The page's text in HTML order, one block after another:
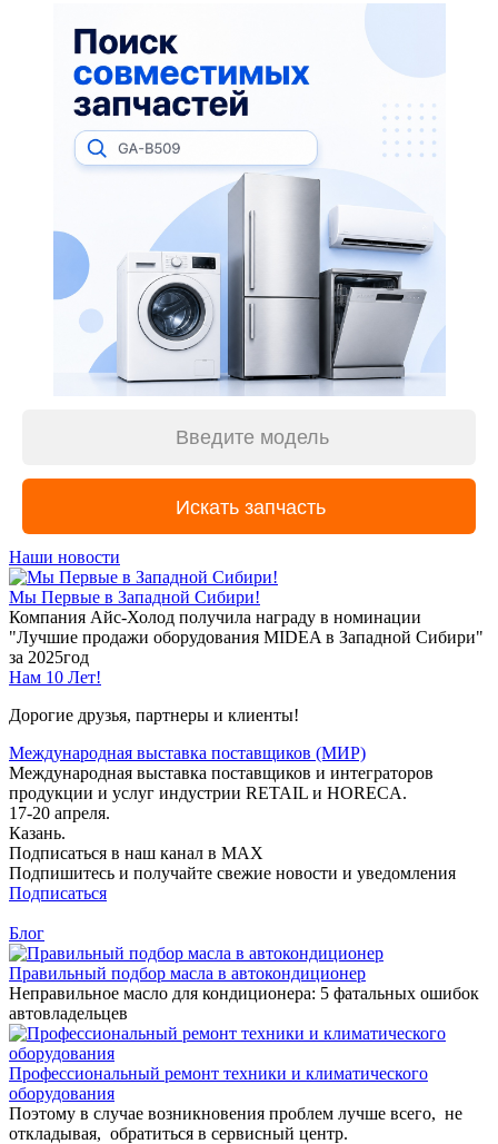
Наши новости
Мы Первые в Западной Сибири!
Компания Айс-Холод получила награду в номинации
"Лучшие продажи оборудования MIDEA в Западной Сибири"
за 2025год
Нам 10 Лет!
Дорогие друзья, партнеры и клиенты!
Международная выставка поставщиков (МИР)
Международная выставка поставщиков и интеграторов
продукции и услуг индустрии RETAIL и HORECA.
17-20 апреля.
Казань.
Подписаться в наш канал в MAX
Подпишитесь и получайте свежие новости и уведомления
Подписаться
Блог
Правильный подбор масла в автокондиционер
Неправильное масло для кондиционера: 5 фатальных ошибок
автовладельцев
Профессиональный ремонт техники и климатического
оборудования
Поэтому в случае возникновения проблем лучше всего, не
откладывая, обратиться в сервисный центр.